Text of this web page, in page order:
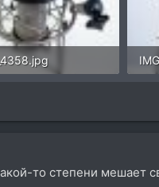
то степени мешает